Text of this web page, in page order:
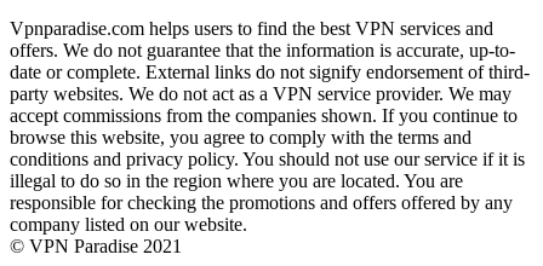
Vpnparadise.com helps users to find the best VPN services and
offers. We do not guarantee that the information is accurate, up-to-
date or complete. External links do not signify endorsement of third-
party websites. We do not act as a VPN service provider. We may
accept commissions from the companies shown. If you continue to
browse this website, you agree to comply with the terms and
conditions and privacy policy. You should not use our service if it is
illegal to do so in the region where you are located. You are
responsible for checking the promotions and offers offered by any
company listed on our website.
© VPN Paradise 2021